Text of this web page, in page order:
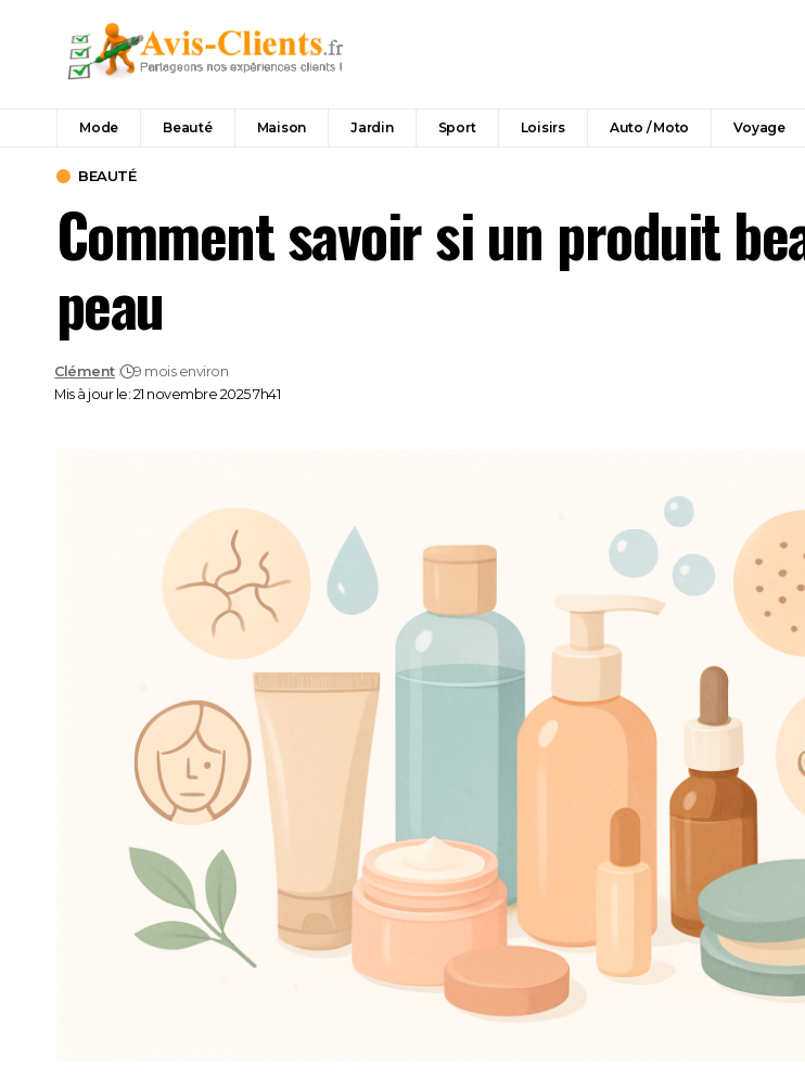
Mode Beauté Maison Jardin Sport Loisirs Auto / Moto Voyage
BEAUTÉ
Comment savoir si un produit
peau
Mis à jour le: 21 novembre 2025 7h41
Clément 9 mois environ